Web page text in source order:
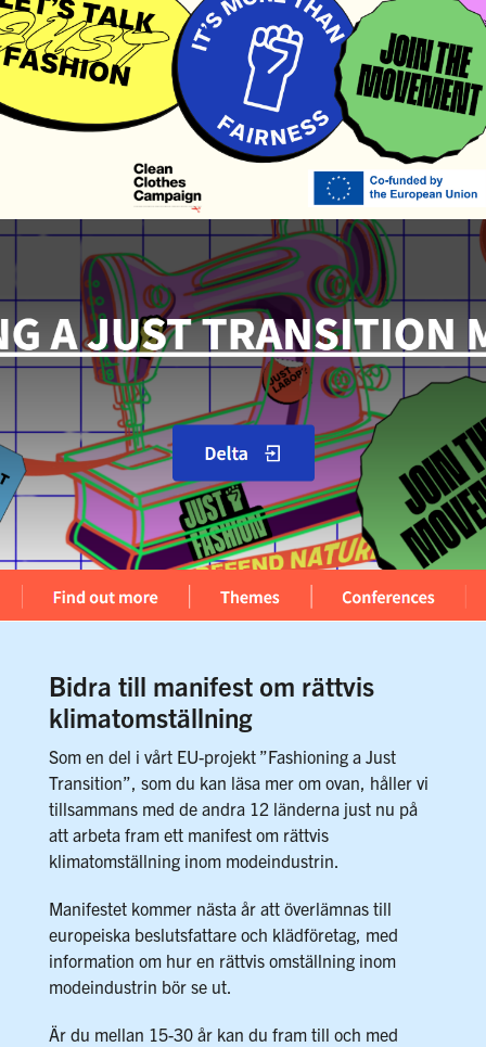
Bidra till manifest om rättvis
klimatomställning
Som en del i vårt EU-projekt ”Fashioning a Just
Transition”, som du kan läsa mer om ovan, håller vi
tillsammans med de andra 12 länderna just nu på
att arbeta fram ett manifest om rättvis
klimatomställning inom modeindustrin.
Manifestet kommer nästa år att överlämnas till
europeiska beslutsfattare och klädföretag, med
information om hur en rättvis omställning inom
modeindustrin bör se ut.
Är du mellan 15-30 år kan du fram till och med